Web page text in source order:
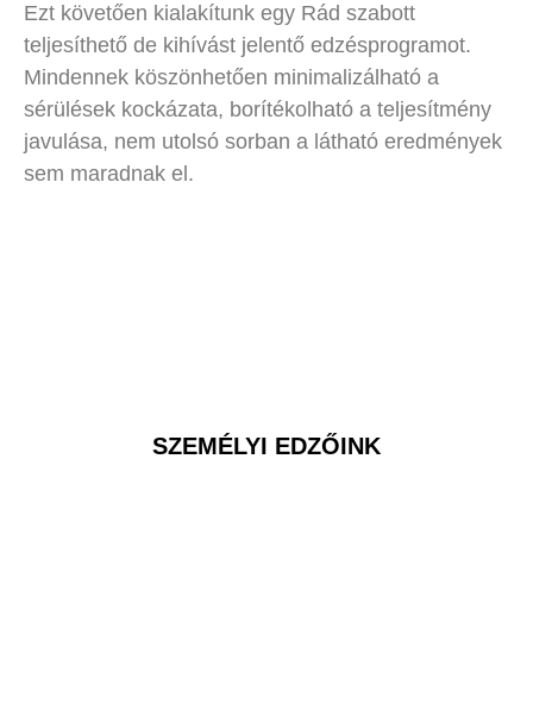
Ezt követően kialakítunk egy Rád szabott
teljesíthető de kihívást jelentő edzésprogramot.
Mindennek köszönhetően minimalizálható a
sérülések kockázata, borítékolható a teljesítmény
javulása, nem utolsó sorban a látható eredmények
sem maradnak el.
SZEMÉLYI EDZŐINK